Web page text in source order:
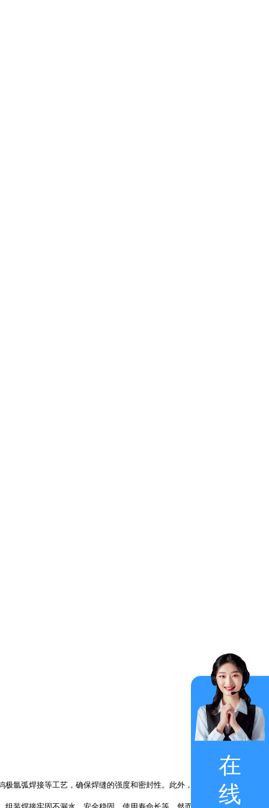
氩弧焊接等工艺，确保焊缝的强度和密封性。此外，不锈钢水箱还经过满
在
线